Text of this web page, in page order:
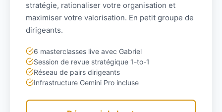
stratégie, rationaliser votre organisation et
maximiser votre valorisation. En petit groupe de
dirigeants.
6 masterclasses live avec Gabriel
Session de revue stratégique 1-to-1
Réseau de pairs dirigeants
Infrastructure Gemini Pro incluse